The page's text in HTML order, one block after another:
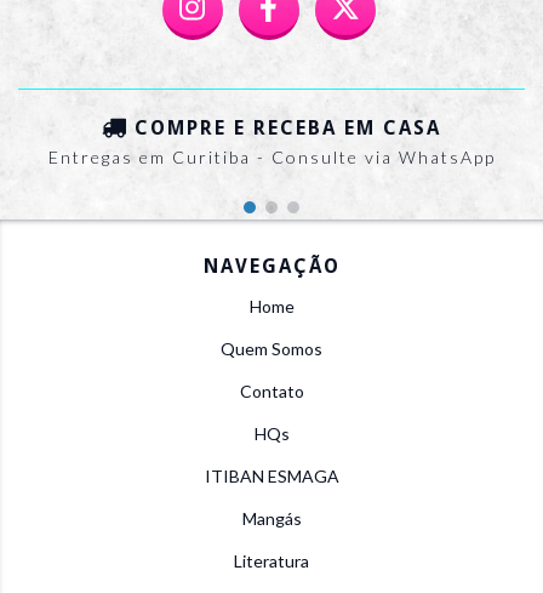
COMPRE E RECEBA EM CASA
Entregas em Curitiba - Consulte via WhatsApp
NAVEGAÇÃO
Home
Quem Somos
Contato
HQs
ITIBAN ESMAGA
Mangás
Literatura